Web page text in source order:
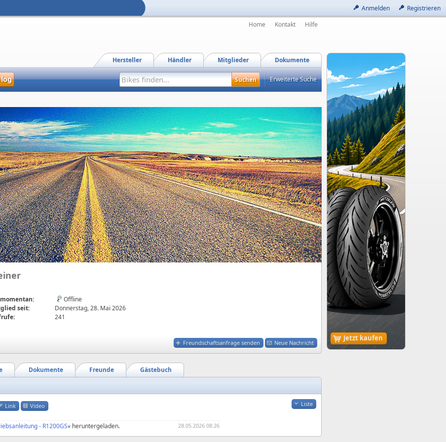
Anmelden Registrieren
Jetzt kaufen
Home Kontakt Hilfe
Dokumente
Mitglieder
Händler
Hersteller
Erweiterte Suche
Offline
seit:
Donnerstag, 28. Mai 2026
241
Freundschaftsanfrage senden Neue Nachricht
Gästebuch
Freunde
Dokumente
Liste
Link Video
28.05.2026 08:26
- R1200GS« heruntergeladen.